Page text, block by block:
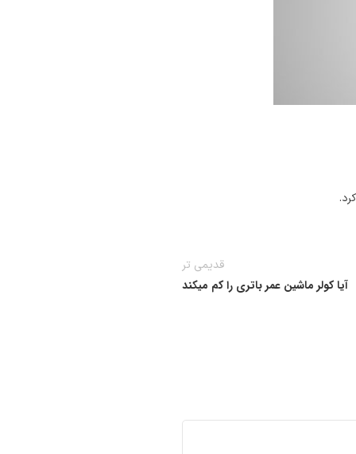
قدیمی تر
آیا کولر ماشین عمر باتری را کم‌ میکند